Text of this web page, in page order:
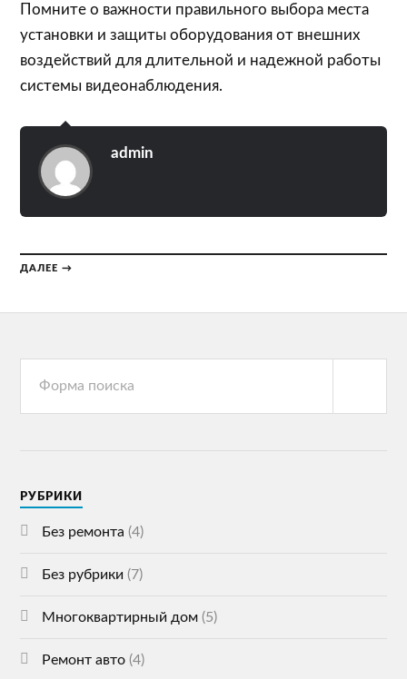
Помните о важности правильного выбора места
установки и защиты оборудования от внешних
воздействий для длительной и надежной работы
системы видеонаблюдения.
admin
ДАЛЕЕ →
РУБРИКИ
Без ремонта (4)
Без рубрики (7)
Многоквартирный дом (5)
Ремонт авто (4)